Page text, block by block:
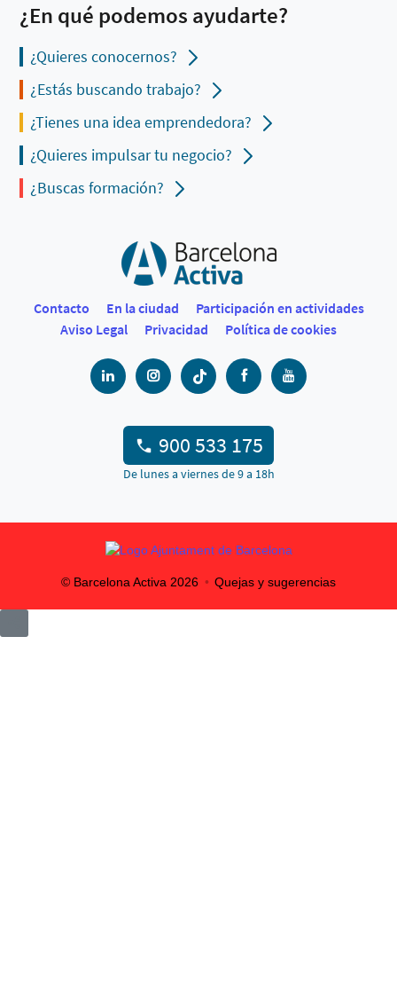
¿En qué podemos ayudarte?
¿Quieres conocernos?
¿Estás buscando trabajo?
¿Tienes una idea emprendedora?
¿Quieres impulsar tu negocio?
¿Buscas formación?
Contacto En la ciudad
Participación en actividades
Aviso Legal
Privacidad Política de cookies
900 533 175
De lunes a viernes de 9 a 18h
© Barcelona Activa 2026 Quejas y sugerencias